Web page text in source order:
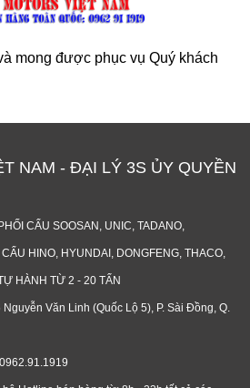
mong được phục vụ Quý khách
NAM - ĐẠI LÝ 3S ỦY QUYỀN
CẨU SOOSAN, UNIC, TADANO,
HINO, HYUNDAI, DONGFENG, THACO,
HÀNH TỪ 2 - 20 TẤN
Văn Linh (Quốc Lộ 5), P. Sài Đồng, Q.